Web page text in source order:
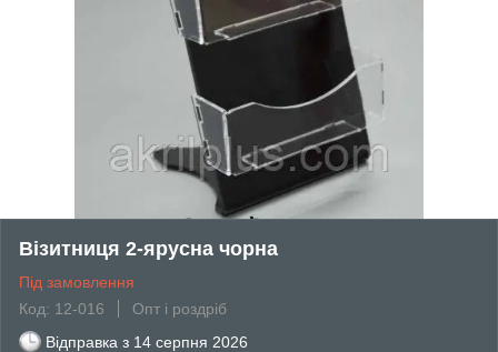
Візитниця 2-ярусна чорна
Під замовлення
Код: 12-016
Опт і роздріб
Відправка з 14 серпня 2026